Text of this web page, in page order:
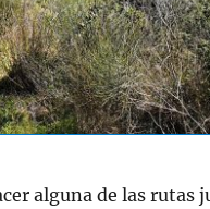
alguna de las rutas